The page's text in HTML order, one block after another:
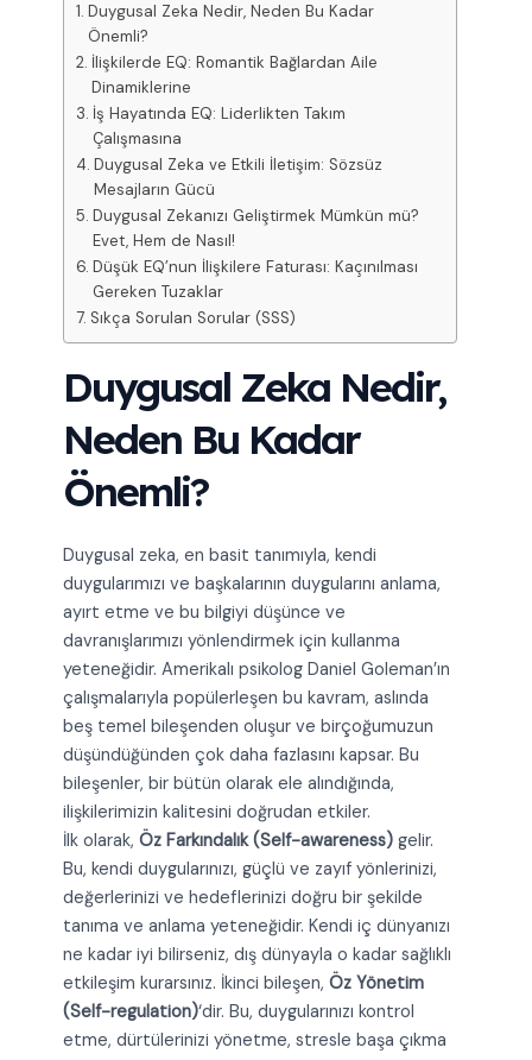
Duygusal Zeka Nedir, Neden Bu Kadar
Önemli?
İlişkilerde EQ: Romantik Bağlardan Aile
Dinamiklerine
İş Hayatında EQ: Liderlikten Takım
Çalışmasına
Duygusal Zeka ve Etkili İletişim: Sözsüz
Mesajların Gücü
Duygusal Zekanızı Geliştirmek Mümkün mü?
Evet, Hem de Nasıl!
Düşük EQ’nun İlişkilere Faturası: Kaçınılması
Gereken Tuzaklar
Sıkça Sorulan Sorular (SSS)
Duygusal Zeka Nedir,
Neden Bu Kadar
Önemli?
Duygusal zeka, en basit tanımıyla, kendi
duygularımızı ve başkalarının duygularını anlama,
ayırt etme ve bu bilgiyi düşünce ve
davranışlarımızı yönlendirmek için kullanma
yeteneğidir. Amerikalı psikolog Daniel Goleman’ın
çalışmalarıyla popülerleşen bu kavram, aslında
beş temel bileşenden oluşur ve birçoğumuzun
düşündüğünden çok daha fazlasını kapsar. Bu
bileşenler, bir bütün olarak ele alındığında,
ilişkilerimizin kalitesini doğrudan etkiler.
İlk olarak, Öz Farkındalık (Self-awareness)gelir.
Bu, kendi duygularınızı, güçlü ve zayıf yönlerinizi,
değerlerinizi ve hedeflerinizi doğru bir şekilde
tanıma ve anlama yeteneğidir. Kendi iç dünyanızı
ne kadar iyi bilirseniz, dış dünyayla o kadar sağlıklı
etkileşim kurarsınız. İkinci bileşen, Öz Yönetim
(Self-regulation)‘dir. Bu, duygularınızı kontrol
etme, dürtülerinizi yönetme, stresle başa çıkma